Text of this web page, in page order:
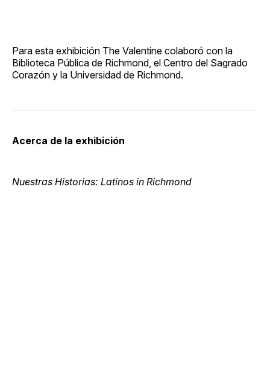
Para esta exhibición The Valentine colaboró con la
Biblioteca Pública de Richmond, el Centro del Sagrado
Corazón y la Universidad de Richmond.
Acerca de la exhibición
Nuestras Historias: Latinos in Richmond